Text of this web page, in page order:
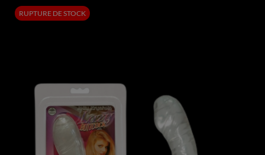
RUPTURE DE STOCK